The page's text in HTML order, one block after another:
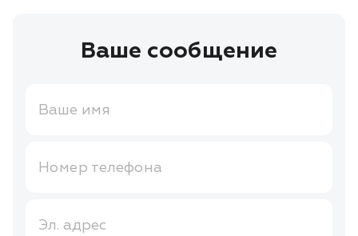
Ваше сообщение
Ваше имя
Номер телефона
Эл. адрес